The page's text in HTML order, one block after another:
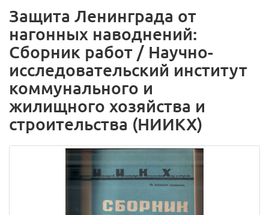
Защита Ленинграда от
нагонных наводнений:
Сборник работ / Научно-
исследовательский институт
коммунального и
жилищного хозяйства и
строительства (НИИКХ)